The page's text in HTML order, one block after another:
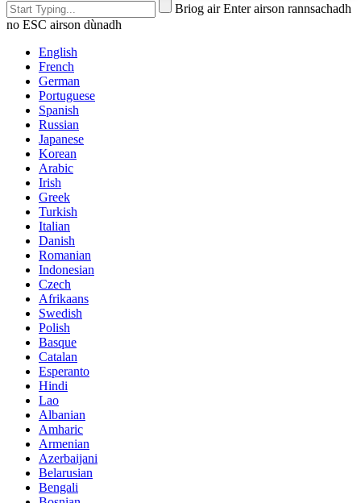
Briog air Enter airson rannsachadh
no ESC airson dùnadh
English
French
German
Portuguese
Spanish
Russian
Japanese
Korean
Arabic
Irish
Greek
Turkish
Italian
Danish
Romanian
Indonesian
Czech
Afrikaans
Swedish
Polish
Basque
Catalan
Esperanto
Hindi
Lao
Albanian
Amharic
Armenian
Azerbaijani
Belarusian
Bengali